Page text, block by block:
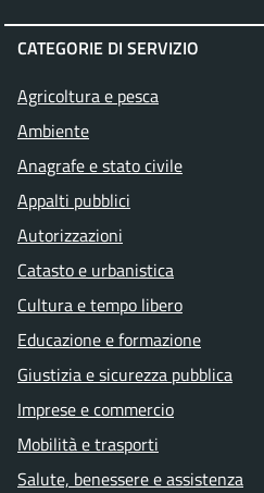
CATEGORIE DI SERVIZIO
Agricoltura e pesca
Ambiente
Anagrafe e stato civile
Appalti pubblici
Autorizzazioni
Catasto e urbanistica
Cultura e tempo libero
Educazione e formazione
Giustizia e sicurezza pubblica
Imprese e commercio
Mobilità e trasporti
Salute, benessere e assistenza